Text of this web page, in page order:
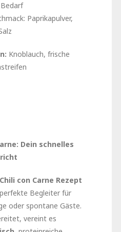
Paprikapulver,
Knoblauch, frische
Dein schnelles
Chili con Carne Rezept
Begleiter für
oder spontane Gäste.
vereint es